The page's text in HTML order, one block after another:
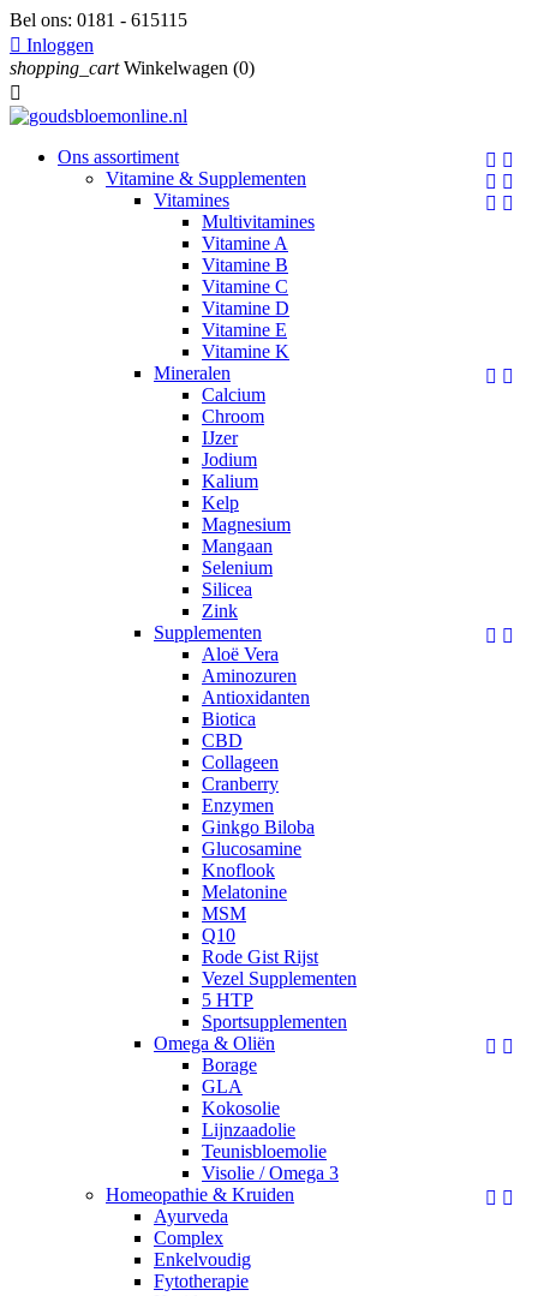
Bel ons: 0181 - 615115
 Inloggen
shopping_cart Winkelwagen (0)

 
Ons assortiment
 
Vitamine & Supplementen
 
Vitamines
Multivitamines
Vitamine A
Vitamine B
Vitamine C
Vitamine D
Vitamine E
Vitamine K
 
Mineralen
Calcium
Chroom
IJzer
Jodium
Kalium
Kelp
Magnesium
Mangaan
Selenium
Silicea
Zink
 
Supplementen
Aloë Vera
Aminozuren
Antioxidanten
Biotica
CBD
Collageen
Cranberry
Enzymen
Ginkgo Biloba
Glucosamine
Knoflook
Melatonine
MSM
Q10
Rode Gist Rijst
Vezel Supplementen
5 HTP
Sportsupplementen
 
Omega & Oliën
Borage
GLA
Kokosolie
Lijnzaadolie
Teunisbloemolie
Visolie / Omega 3
 
Homeopathie & Kruiden
Ayurveda
Complex
Enkelvoudig
Fytotherapie